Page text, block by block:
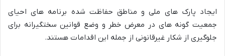
ایجاد پارک های ملی و مناطق حفاظت شده برنامه های احیای
جمعیت گونه های در معرض خطر و وضع قوانین سختگیرانه برای
جلوگیری از شکار غیرقانونی از جمله این اقدامات هستند.